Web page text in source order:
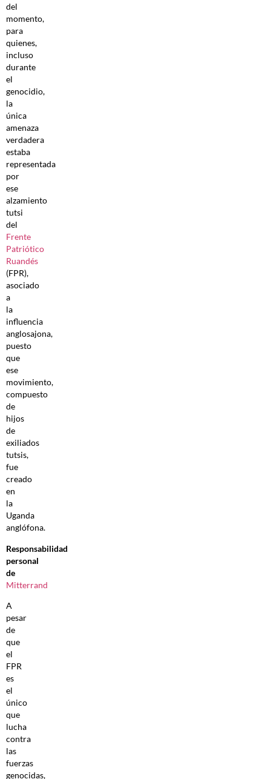
del
momento,
para
quienes,
incluso
durante
el
genocidio,
la
única
amenaza
verdadera
estaba
representada
por
ese
alzamiento
tutsi
del
Frente
Patriótico
Ruandés
(FPR),
asociado
a
la
influencia
anglosajona,
puesto
que
ese
movimiento,
compuesto
de
hijos
de
exiliados
tutsis,
fue
creado
en
la
Uganda
anglófona.
Responsabilidad
personal
de
Mitterrand
A
pesar
de
que
el
FPR
es
el
único
que
lucha
contra
las
fuerzas
genocidas,